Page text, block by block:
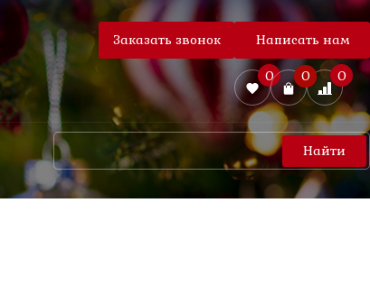
Заказать звонок Написать нам
0 0 0
Найти